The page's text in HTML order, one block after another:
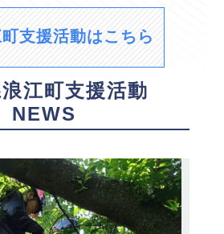
支援活動はこちら
江町支援活動
NEWS